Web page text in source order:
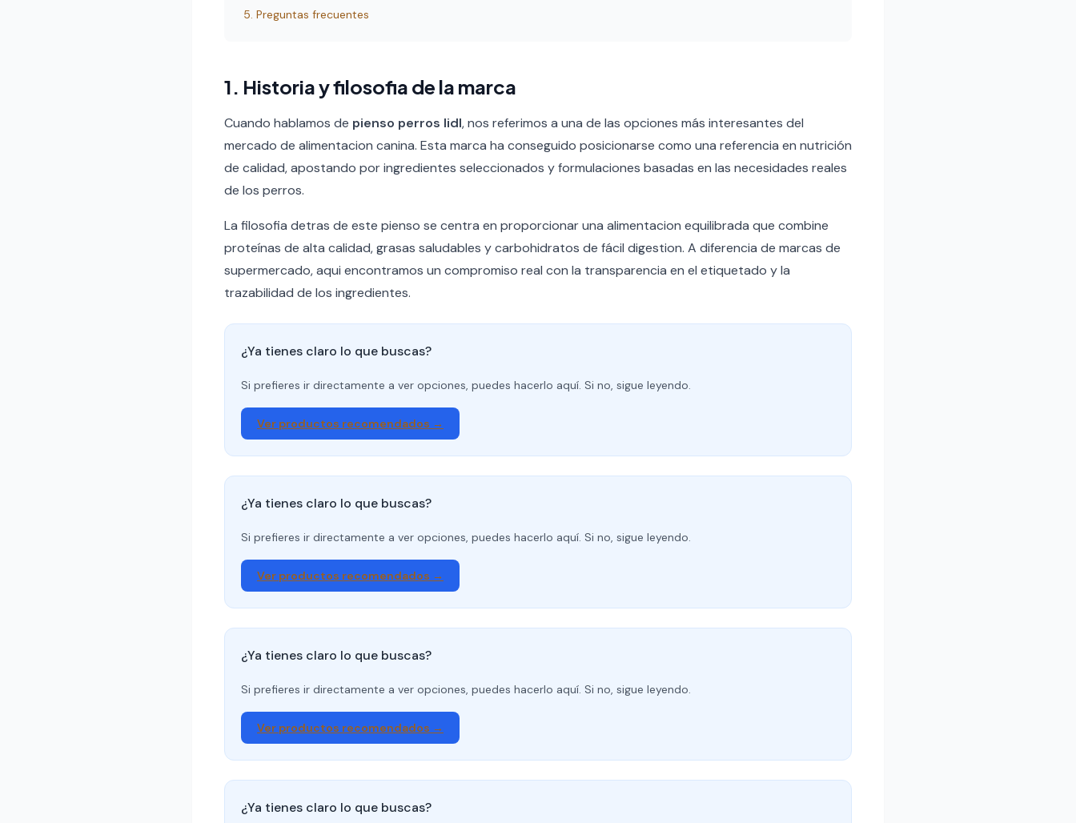
5. Preguntas frecuentes
1. Historia y filosofia de la marca
Cuando hablamos de pienso perros lidl, nos referimos a una de las opciones más interesantes del
mercado de alimentacion canina. Esta marca ha conseguido posicionarse como una referencia en nutrición
de calidad, apostando por ingredientes seleccionados y formulaciones basadas en las necesidades reales
de los perros.
La filosofia detras de este pienso se centra en proporcionar una alimentacion equilibrada que combine
proteínas de alta calidad, grasas saludables y carbohidratos de fácil digestion. A diferencia de marcas de
supermercado, aqui encontramos un compromiso real con la transparencia en el etiquetado y la
trazabilidad de los ingredientes.
¿Ya tienes claro lo que buscas?
Si prefieres ir directamente a ver opciones, puedes hacerlo aquí. Si no, sigue leyendo.
Ver productos recomendados →
¿Ya tienes claro lo que buscas?
Si prefieres ir directamente a ver opciones, puedes hacerlo aquí. Si no, sigue leyendo.
Ver productos recomendados →
¿Ya tienes claro lo que buscas?
Si prefieres ir directamente a ver opciones, puedes hacerlo aquí. Si no, sigue leyendo.
Ver productos recomendados →
¿Ya tienes claro lo que buscas?